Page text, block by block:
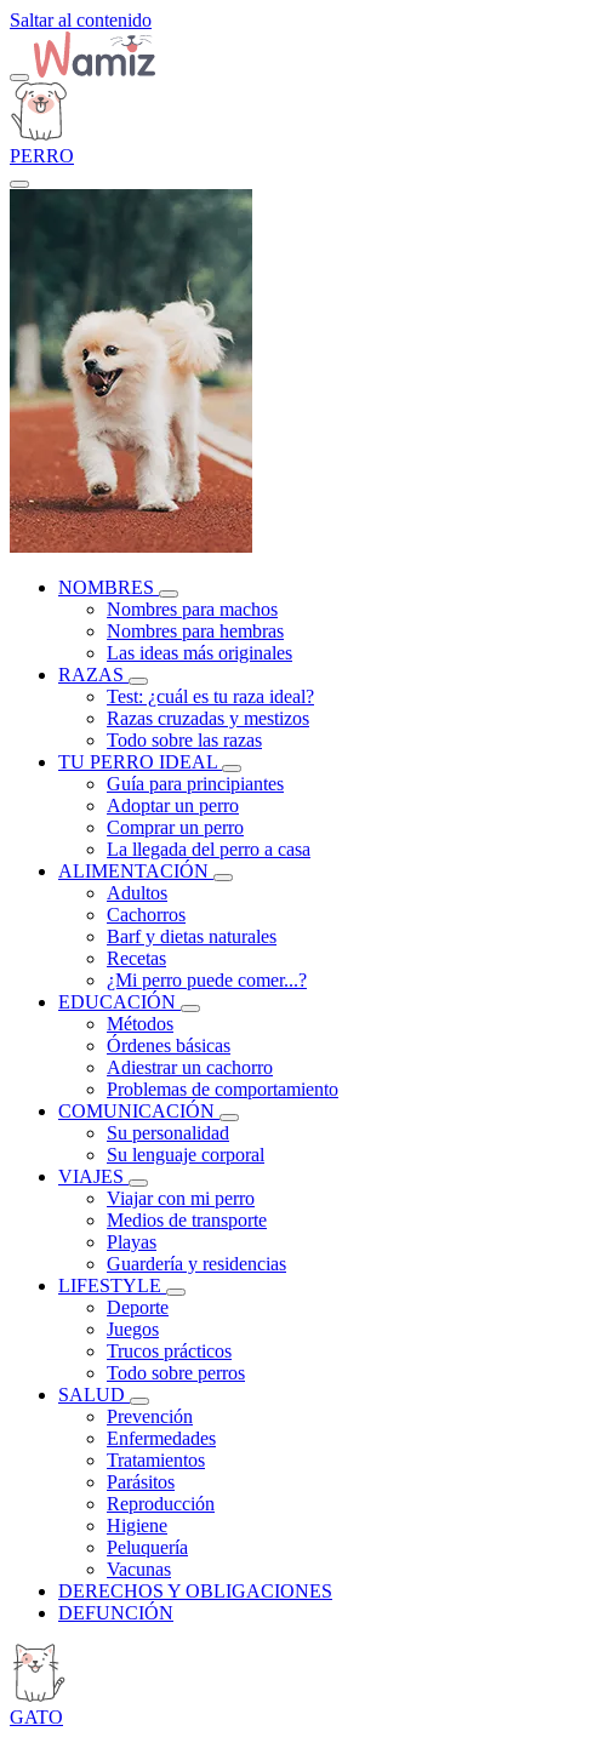
Saltar al contenido
PERRO
NOMBRES
Nombres para machos
Nombres para hembras
Las ideas más originales
RAZAS
Test: ¿cuál es tu raza ideal?
Razas cruzadas y mestizos
Todo sobre las razas
TU PERRO IDEAL
Guía para principiantes
Adoptar un perro
Comprar un perro
La llegada del perro a casa
ALIMENTACIÓN
Adultos
Cachorros
Barf y dietas naturales
Recetas
¿Mi perro puede comer...?
EDUCACIÓN
Métodos
Órdenes básicas
Adiestrar un cachorro
Problemas de comportamiento
COMUNICACIÓN
Su personalidad
Su lenguaje corporal
VIAJES
Viajar con mi perro
Medios de transporte
Playas
Guardería y residencias
LIFESTYLE
Deporte
Juegos
Trucos prácticos
Todo sobre perros
SALUD
Prevención
Enfermedades
Tratamientos
Parásitos
Reproducción
Higiene
Peluquería
Vacunas
DERECHOS Y OBLIGACIONES
DEFUNCIÓN
GATO